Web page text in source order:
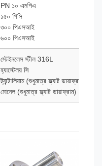
PN ১০ এমপিএ
১৫০ পিসি
৩০০ পিএসআই
৬০০ পিএসআই
স্টেইনলেস স্টীল 316L
হ্যাস্টেলয় সি
ট্যান্টালিয়াম (শুধুমাত্র ফ্ল্যাট ডায়াফ্রাগম)
মোনেল (শুধুমাত্র ফ্ল্যাট ডায়াফ্রাম)